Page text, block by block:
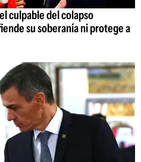
culpable del colapso
su soberanía ni protege a